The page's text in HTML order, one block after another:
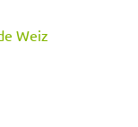
Weiz